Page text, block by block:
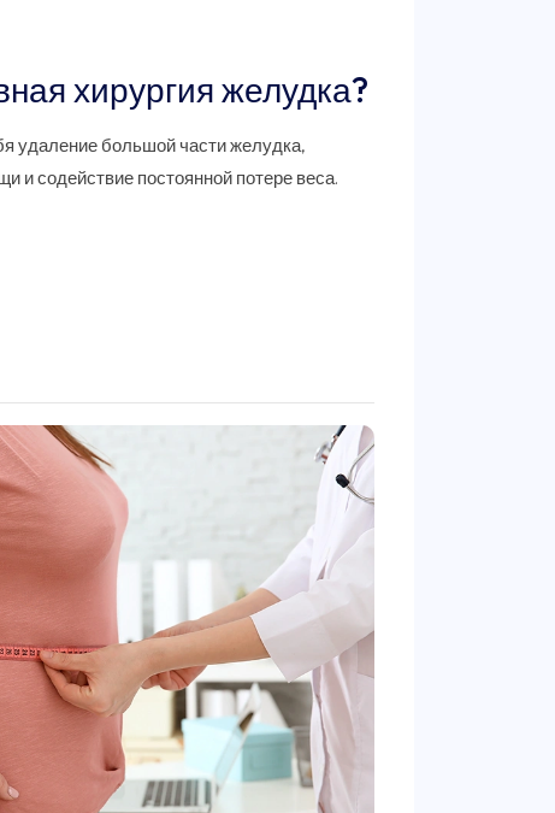
хирургия желудка?
удаление большой части желудка,
и содействие постоянной потере веса.